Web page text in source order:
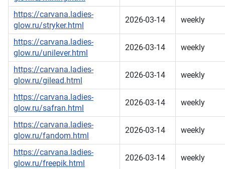
https://carvana.ladies-
glow.ru/stryker.html
2026-03-14 weekly
https://carvana.ladies-
glow.ru/unilever.html
2026-03-14 weekly
https://carvana.ladies-
glow.ru/gilead.html
2026-03-14 weekly
https://carvana.ladies-
glow.ru/safran.html
2026-03-14 weekly
https://carvana.ladies-
glow.ru/fandom.html
2026-03-14 weekly
https://carvana.ladies-
glow.ru/freepik.html
2026-03-14 weekly